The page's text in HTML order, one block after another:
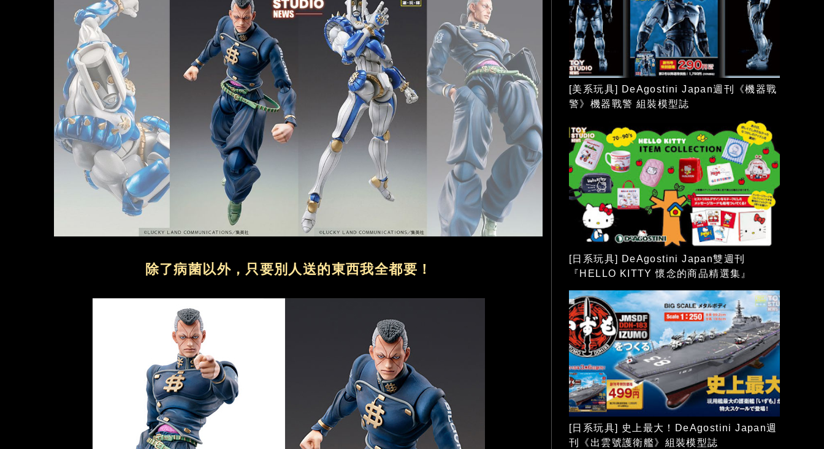
除了病菌以外，只要別人送的東西我全都要！
[美系玩具] DeAgostini Japan週刊《機器戰
警》機器戰警 組裝模型誌
[日系玩具] DeAgostini Japan雙週刊
『HELLO KITTY 懷念的商品精選集』
[日系玩具] 史上最大！DeAgostini Japan週
刊《出雲號護衛艦》組裝模型誌